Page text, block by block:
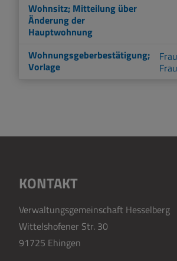
Wohnsitz; Mitteilung über
Änderung der
Hauptwohnung
Wohnungsgeberbestätigung;
Vorlage
KONTAKT
Verwaltungsgemeinschaft Hesselberg
Wittelshofener Str. 30
91725 Ehingen